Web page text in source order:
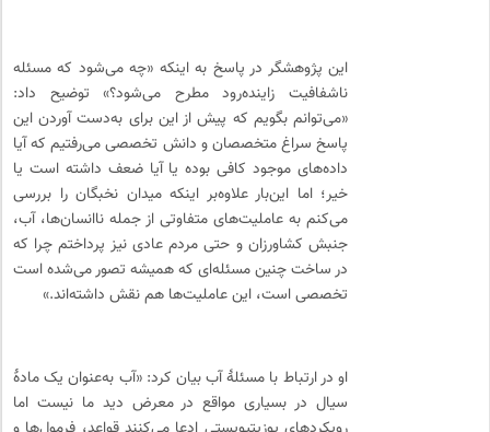
این پژوهشگر در پاسخ به اینکه «چه می‌شود که مسئله
ناشفافیت زاینده‌رود مطرح می‌شود؟» توضیح داد:
«می‌توانم بگویم که پیش از این برای به‌دست آوردن این
پاسخ سراغ متخصصان و دانش تخصصی می‌رفتیم که آیا
داده‌های موجود کافی بوده یا آیا ضعف داشته است یا
خیر؛ اما این‌بار علاوه‌بر اینکه میدان نخبگان را بررسی
می‌کنم به عاملیت‌های متفاوتی از جمله ناانسان‌ها، آب،
جنبش کشاورزان و حتی مردم عادی نیز پرداختم چرا که
در ساخت چنین مسئله‌ای که همیشه تصور می‌شده است
تخصصی است، این عاملیت‌ها هم نقش داشته‌اند.»
او در ارتباط با مسئلهٔ آب بیان کرد: «آب به‌عنوان یک مادهٔ
سیال در بسیاری مواقع در معرض دید ما نیست اما